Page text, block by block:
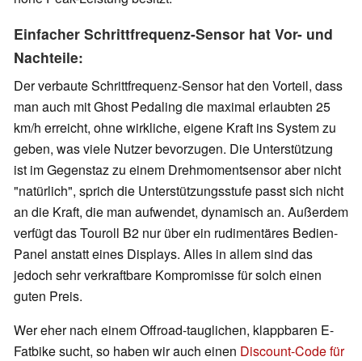
Einfacher Schrittfrequenz-Sensor hat Vor- und
Nachteile:
Der verbaute Schrittfrequenz-Sensor hat den Vorteil, dass
man auch mit Ghost Pedaling die maximal erlaubten 25
km/h erreicht, ohne wirkliche, eigene Kraft ins System zu
geben, was viele Nutzer bevorzugen. Die Unterstützung
ist im Gegenstaz zu einem Drehmomentsensor aber nicht
"natürlich", sprich die Unterstützungsstufe passt sich nicht
an die Kraft, die man aufwendet, dynamisch an. Außerdem
verfügt das Touroll B2 nur über ein rudimentäres Bedien-
Panel anstatt eines Displays. Alles in allem sind das
jedoch sehr verkraftbare Kompromisse für solch einen
guten Preis.
Wer eher nach einem Offroad-tauglichen, klappbaren E-
Fatbike sucht, so haben wir auch einen Discount-Code für